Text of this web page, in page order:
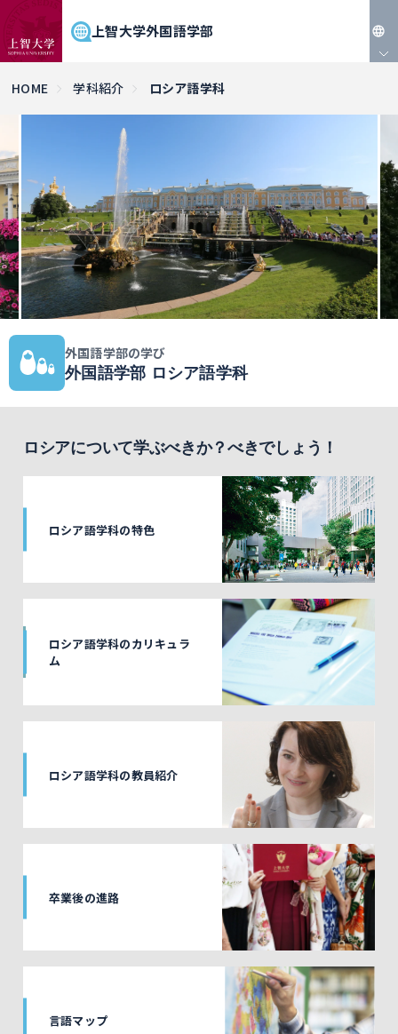
上智大学外国語学部
EN
HOME 学科紹介 ロシア語学科
外国語学部の学び
外国語学部 ロシア語学科
ロシアについて学ぶべきか？べきでしょう！
ロシア語学科の特色
ロシア語学科のカリキュラ
ム
ロシア語学科の教員紹介
卒業後の進路
言語マップ